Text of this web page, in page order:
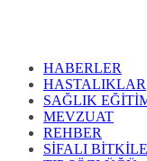
HABERLER
HASTALIKLAR
SAĞLIK
MEVZUAT
REHBER
SİFALI